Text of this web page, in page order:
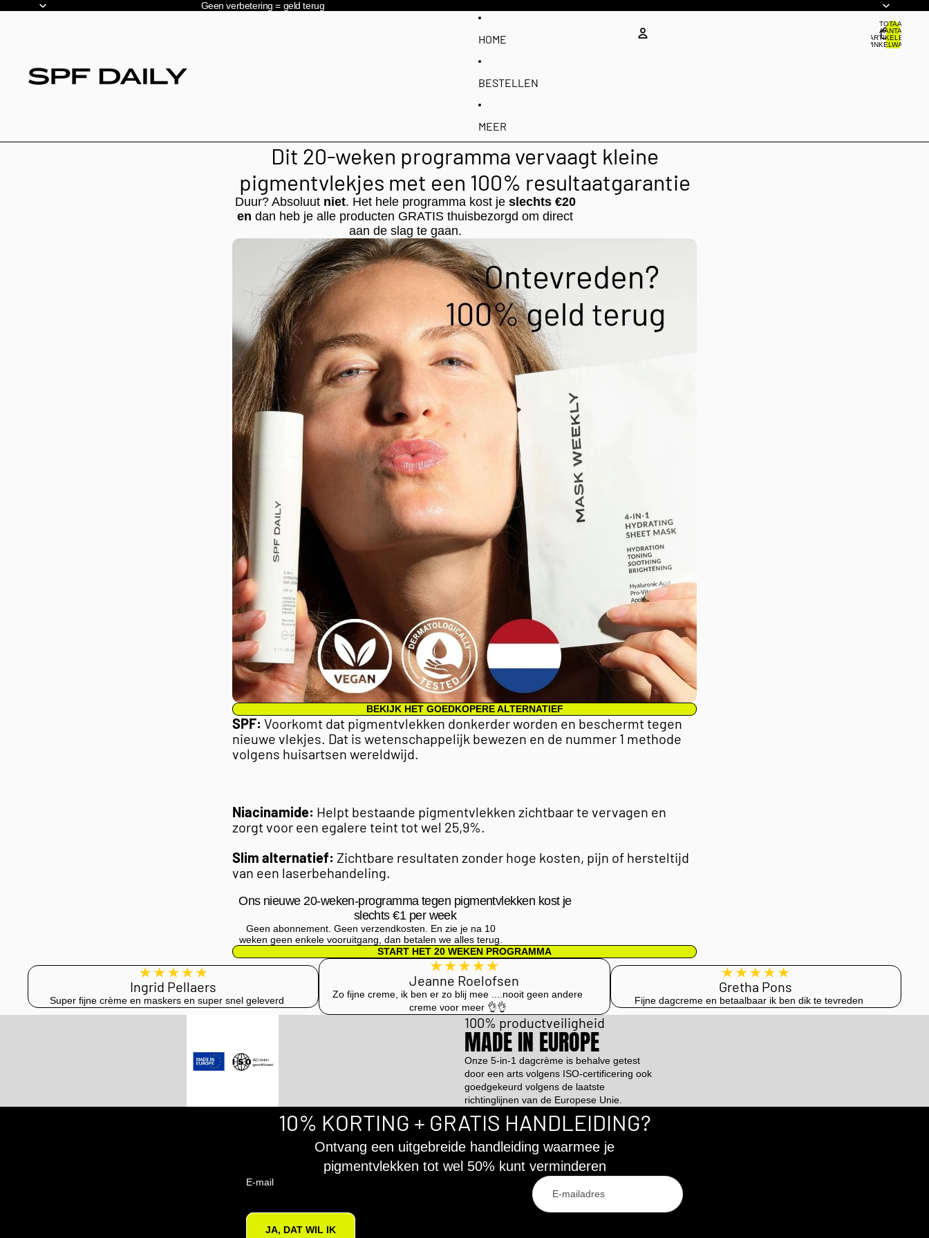
Geen verbetering = geld terug
HOME
BESTELLEN
MEER
TOTAAL
AANTAL
ARTIKELEN IN
WINKELWAGEN:
Dit 20-weken programma vervaagt kleine
pigmentvlekjes met een 100% resultaatgarantie
Duur? Absoluut niet. Het hele programma kost je slechts €20
en dan heb je alle producten GRATIS thuisbezorgd om direct
aan de slag te gaan.
BEKIJK HET GOEDKOPERE ALTERNATIEF
SPF: Voorkomt dat pigmentvlekken donkerder worden en beschermt tegen
nieuwe vlekjes. Dat is wetenschappelijk bewezen en de nummer 1 methode
volgens huisartsen wereldwijd.
Niacinamide: Helpt bestaande pigmentvlekken zichtbaar te vervagen en
zorgt voor een egalere teint tot wel 25,9%.
Slim alternatief: Zichtbare resultaten zonder hoge kosten, pijn of hersteltijd
van een laserbehandeling.
Ons nieuwe 20-weken-programma tegen pigmentvlekken kost je
slechts €1 per week
Geen abonnement. Geen verzendkosten. En zie je na 10
weken geen enkele vooruitgang, dan betalen we alles terug.
START HET 20 WEKEN PROGRAMMA
Ingrid Pellaers
Super fijne crème en maskers en super snel geleverd
Jeanne Roelofsen
Zo fijne creme, ik ben er zo blij mee ....nooit geen andere
creme voor meer 👌👌
Gretha Pons
Fijne dagcreme en betaalbaar ik ben dik te tevreden
100% productveiligheid
MADE IN EUROPE
Onze 5-in-1 dagcrème is behalve getest
door een arts volgens ISO-certificering ook
goedgekeurd volgens de laatste
richtinglijnen van de Europese Unie.
10% KORTING + GRATIS HANDLEIDING?
Ontvang een uitgebreide handleiding waarmee je
pigmentvlekken tot wel 50% kunt verminderen
E-mail
JA, DAT WIL IK